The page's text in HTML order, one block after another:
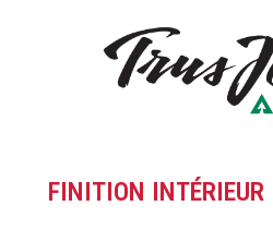
FINITION INTÉRIEUR